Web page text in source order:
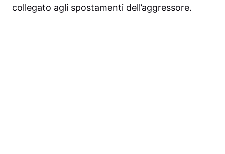
collegato agli spostamenti dell’aggressore.